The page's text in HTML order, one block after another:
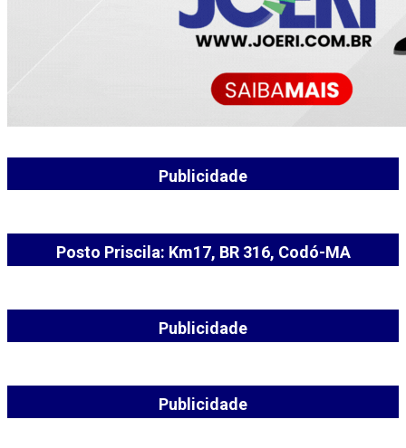
Publicidade
Posto Priscila: Km17, BR 316, Codó-MA
Publicidade
Publicidade